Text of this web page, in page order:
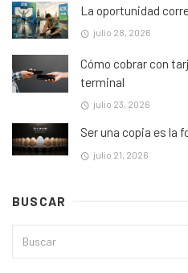
La oportunidad
julio 28, 2026
Cómo cobrar con
terminal
julio 23, 2026
Ser una copia es la
julio 21, 2026
BUSCAR